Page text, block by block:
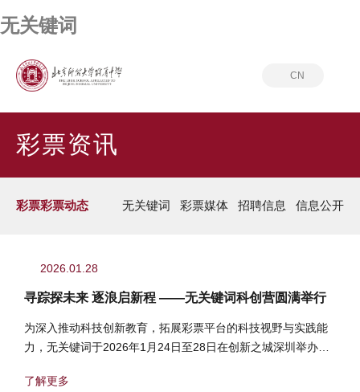
无关键词
CN
彩票资讯
彩票彩票动态 无关键词 彩票媒体 招聘信息 信息公开
2026.01.28
寻踪探未来 逐浪启新程 ——无关键词科创营圆满举行
为深入推动科技创新教育，拓展彩票平台的科技视野与实践能
力，无关键词于2026年1月24日至28日在创新之城深圳举办
了解更多